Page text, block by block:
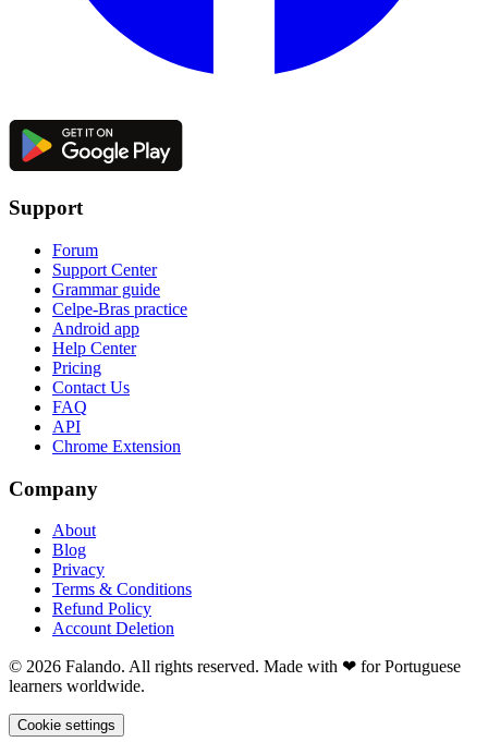
Support
Forum
Support Center
Grammar guide
Celpe-Bras practice
Android app
Help Center
Pricing
Contact Us
FAQ
API
Chrome Extension
Company
About
Blog
Privacy
Terms & Conditions
Refund Policy
Account Deletion
© 2026 Falando. All rights reserved. Made with ❤ for Portuguese
learners worldwide.
Cookie settings